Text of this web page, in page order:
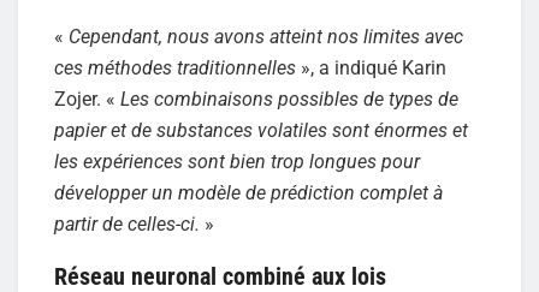
« Cependant, nous avons atteint nos limites avec
ces méthodes traditionnelles », a indiqué Karin
Zojer. « Les combinaisons possibles de types de
papier et de substances volatiles sont énormes et
les expériences sont bien trop longues pour
développer un modèle de prédiction complet à
partir de celles-ci. »
Réseau neuronal combiné aux lois